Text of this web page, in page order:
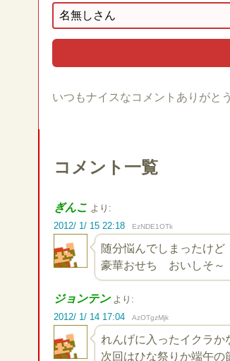
いつもナイスなコメントありがと
コメント一覧
ぎんこ より:
2012/ 1/ 15 22:18
EzNDE1OTk
随分悩んでしまったけ
豪華おせち おいしそ～
ジョンテン より:
2012/ 1/ 14 17:04
AzOTgzMjk
れんげに入ったイクラか
次回はひな祭りか端午の